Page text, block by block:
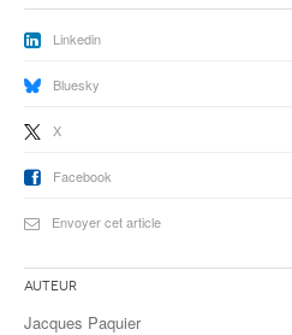
Linkedin
Bluesky
X
Facebook
Envoyer cet article
Auteur
Jacques Paquier